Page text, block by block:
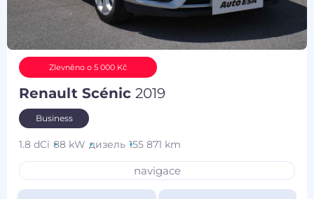
Zlevněno o 5 000 Kč
Renault Scénic2019
Business
1.8 dCi 88 kW дизель 155 871 km
navigace